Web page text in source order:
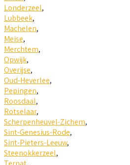
Londerzeel,
Lubbeek,
Machelen,
Meise,
Merchtem,
Opwijk,
Overijse,
Oud-Heverlee,
Pepingen,
Roosdaal,
Rotselaar,
Scherpenheuvel-Zichem,
Sint-Genesius-Rode,
Sint-Pieters-Leeuw,
Steenokkerzeel,